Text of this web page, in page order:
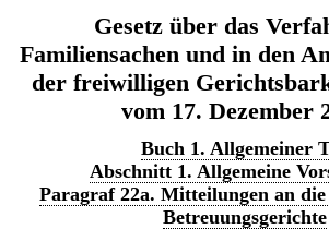
Gesetz über das
Familiensachen und in den
der freiwilligen
vom 17. Dezember
Buch 1. Allgemeiner
Abschnitt 1. Allgemeine
Paragraf 22a. Mitteilungen an
Betreuungsgerichte